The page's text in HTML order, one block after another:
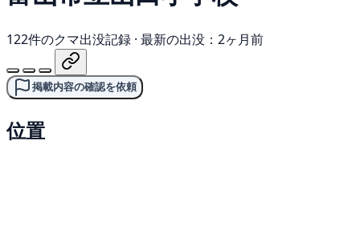
122件のクマ出没記録 · 最新の出没：2ヶ月前
掲載内容の確認を依頼
位置